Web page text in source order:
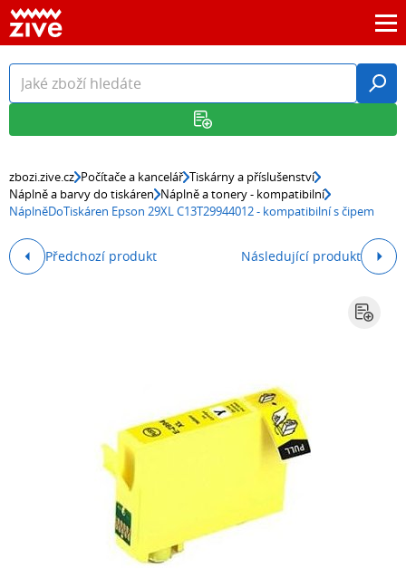
zbozi.zive.cz Počítače a kancelář Tiskárny a příslušenství
Náplně a barvy do tiskáren Náplně a tonery - kompatibilní
NáplněDoTiskáren Epson 29XL C13T29944012 - kompatibilní s čipem
Předchozí produkt Následující produkt